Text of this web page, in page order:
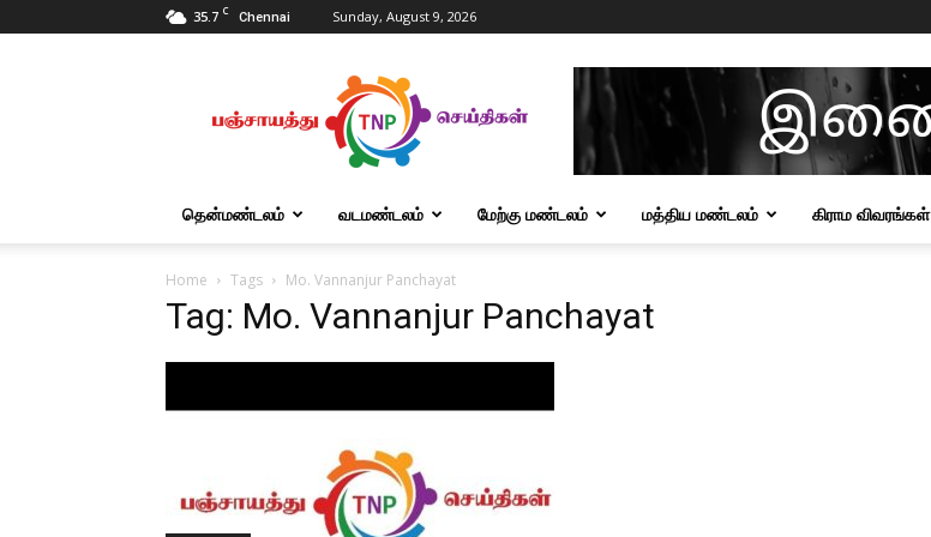
35.7 C Chennai Sunday, August 9, 2026
Tnpanchayat
தென்மண்டலம் வடமண்டலம் மேற்கு மண்டலம் மத்திய மண்டலம் கிராம விவரங்கள்
Home Tags Mo. Vannanjur Panchayat
Tag: Mo. Vannanjur Panchayat